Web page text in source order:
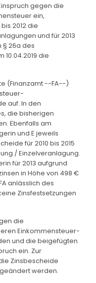
gegen die
ein,
2012 die
und für 2013
§ 26a des
die
(Finanzamt --FA--)
auf. In den
die bisherigen
Ebenfalls am
und E jeweils
für 2010 bis 2015
/ Einzelveranlagung.
für 2013 aufgrund
in Höhe von 498 €
anlässlich des
Zinsfestsetzungen
die
Einkommensteuer-
und die beigefügten
ein. Zur
Zinsbescheide
werden.